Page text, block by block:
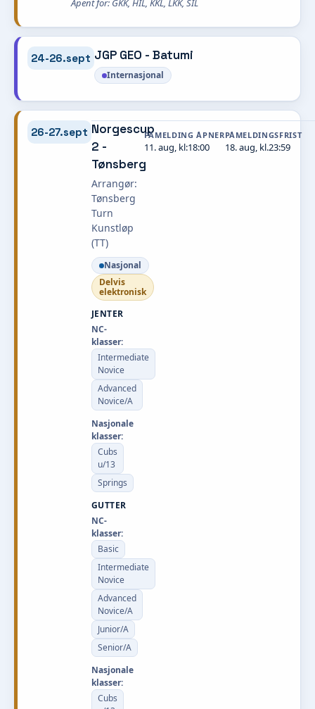
Åpent for: GKK, HIL, KKL, LKK, SIL
24-26.sept JGP GEO - Batumi
Internasjonal
26-27.sept Norgescup
2 -
Tønsberg
Arrangør:
Tønsberg
Turn
Kunstløp
(TT)
Nasjonal
Delvis
elektronisk
JENTER
NC-
klasser:
Intermediate
Novice
Advanced
Novice/A
Nasjonale
klasser:
Cubs
u/13
Springs
GUTTER
NC-
klasser:
Basic
Intermediate
Novice
Advanced
Novice/A
Junior/A
Senior/A
Nasjonale
klasser:
Cubs
PÅMELDING ÅPNER
11. aug, kl:18:00
PÅMELDINGSFRIST
18. aug, kl.23:59